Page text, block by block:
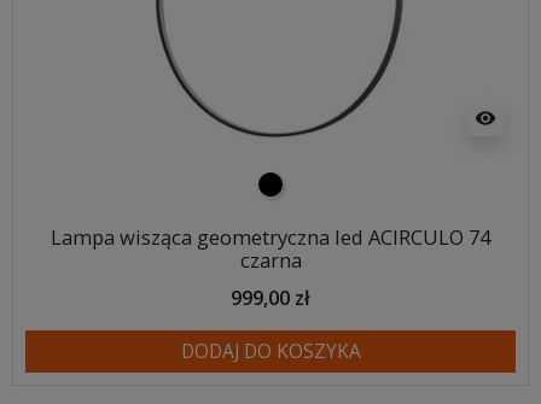
visibility
czarny
Lampa wisząca geometryczna led ACIRCULO 74
czarna
999,00 zł
DODAJ DO KOSZYKA